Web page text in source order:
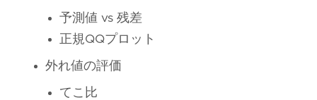
予測値 vs 残差
正規QQプロット
外れ値の評価
てこ比